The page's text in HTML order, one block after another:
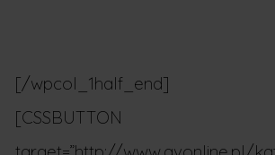
[/wpcol_1half_end]
[CSSBUTTON